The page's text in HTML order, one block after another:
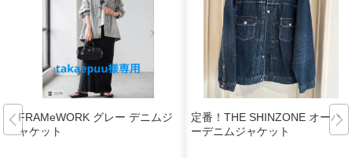
FRAMeWORK グレー デニムジ
ャケット
定番！THE SHINZONE オーバ
ーデニムジャケット